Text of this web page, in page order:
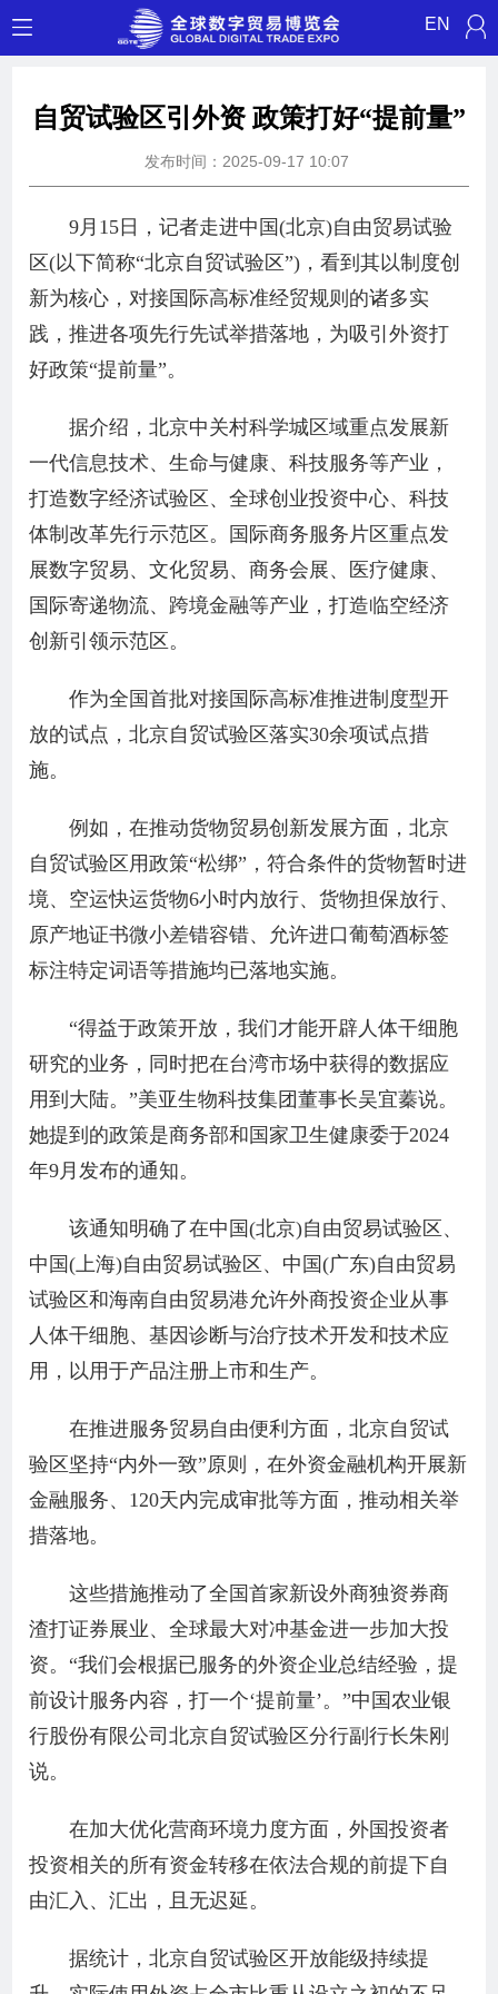
EN
自贸试验区引外资 政策打好“提前量”
发布时间：2025-09-17 10:07
9月15日，记者走进中国(北京)自由贸易试验
区(以下简称“北京自贸试验区”)，看到其以制度创
新为核心，对接国际高标准经贸规则的诸多实
践，推进各项先行先试举措落地，为吸引外资打
好政策“提前量”。
据介绍，北京中关村科学城区域重点发展新
一代信息技术、生命与健康、科技服务等产业，
打造数字经济试验区、全球创业投资中心、科技
体制改革先行示范区。国际商务服务片区重点发
展数字贸易、文化贸易、商务会展、医疗健康、
国际寄递物流、跨境金融等产业，打造临空经济
创新引领示范区。
作为全国首批对接国际高标准推进制度型开
放的试点，北京自贸试验区落实30余项试点措
施。
例如，在推动货物贸易创新发展方面，北京
自贸试验区用政策“松绑”，符合条件的货物暂时进
境、空运快运货物6小时内放行、货物担保放行、
原产地证书微小差错容错、允许进口葡萄酒标签
标注特定词语等措施均已落地实施。
“得益于政策开放，我们才能开辟人体干细胞
研究的业务，同时把在台湾市场中获得的数据应
用到大陆。”美亚生物科技集团董事长吴宜蓁说。
她提到的政策是商务部和国家卫生健康委于2024
年9月发布的通知。
该通知明确了在中国(北京)自由贸易试验区、
中国(上海)自由贸易试验区、中国(广东)自由贸易
试验区和海南自由贸易港允许外商投资企业从事
人体干细胞、基因诊断与治疗技术开发和技术应
用，以用于产品注册上市和生产。
在推进服务贸易自由便利方面，北京自贸试
验区坚持“内外一致”原则，在外资金融机构开展新
金融服务、120天内完成审批等方面，推动相关举
措落地。
这些措施推动了全国首家新设外商独资券商
渣打证券展业、全球最大对冲基金进一步加大投
资。“我们会根据已服务的外资企业总结经验，提
前设计服务内容，打一个‘提前量’。”中国农业银
行股份有限公司北京自贸试验区分行副行长朱刚
说。
在加大优化营商环境力度方面，外国投资者
投资相关的所有资金转移在依法合规的前提下自
由汇入、汇出，且无迟延。
据统计，北京自贸试验区开放能级持续提